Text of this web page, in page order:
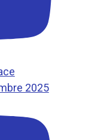
2025